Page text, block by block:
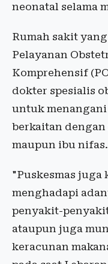
neonatal selama
Rumah sakit
Pelayanan
Komprehensif
dokter spesialis
untuk
berkaitan
maupun ibu nifas.
"Puskesmas juga
menghadapi
penyakit-
ataupun juga
keracunan